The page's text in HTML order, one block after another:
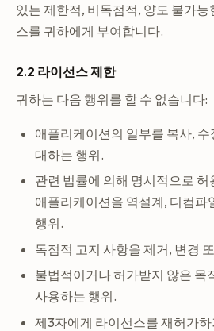
있는 제한적, 비독점적, 양도 불가능
스를 귀하에게 부여합니다.
2.2 라이선스 제한
귀하는 다음 행위를 할 수 없습니다:
애플리케이션의 일부를 복사, 수
대하는 행위.
관련 법률에 의해 명시적으로
애플리케이션을 역설계, 디컴파
행위.
독점적 고지 사항을 제거, 변경
불법적이거나 허가받지 않은 목
사용하는 행위.
제3자에게 라이선스를 재허가